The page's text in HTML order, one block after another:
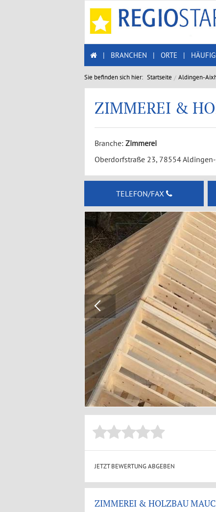
| BRANCHEN | ORTE |
Sie befinden sich hier: Startseite Aldingen-
ZIMMEREI &
Branche: Zimmerei
Oberdorfstraße 23, 78554
TELEFON/FAX
JETZT BEWERTUNG ABGEBEN
ZIMMEREI & HOLZBAU